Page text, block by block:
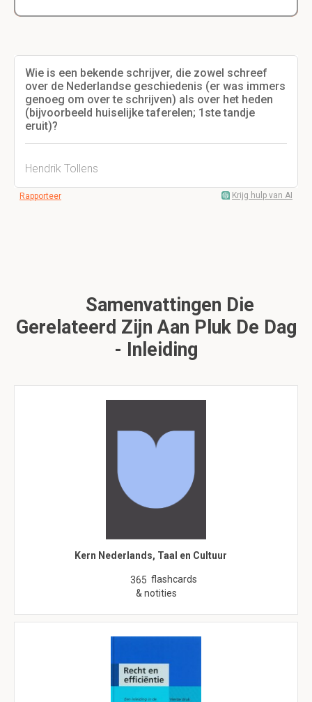
Wie is een bekende schrijver, die zowel schreef
over de Nederlandse geschiedenis (er was immers
genoeg om over te schrijven) als over het heden
(bijvoorbeeld huiselijke taferelen; 1ste tandje
eruit)?
Hendrik Tollens
Rapporteer Krijg hulp van AI
Samenvattingen Die
Gerelateerd Zijn Aan Pluk De Dag
- Inleiding
Kern Nederlands, Taal en Cultuur
365 flashcards
& notities